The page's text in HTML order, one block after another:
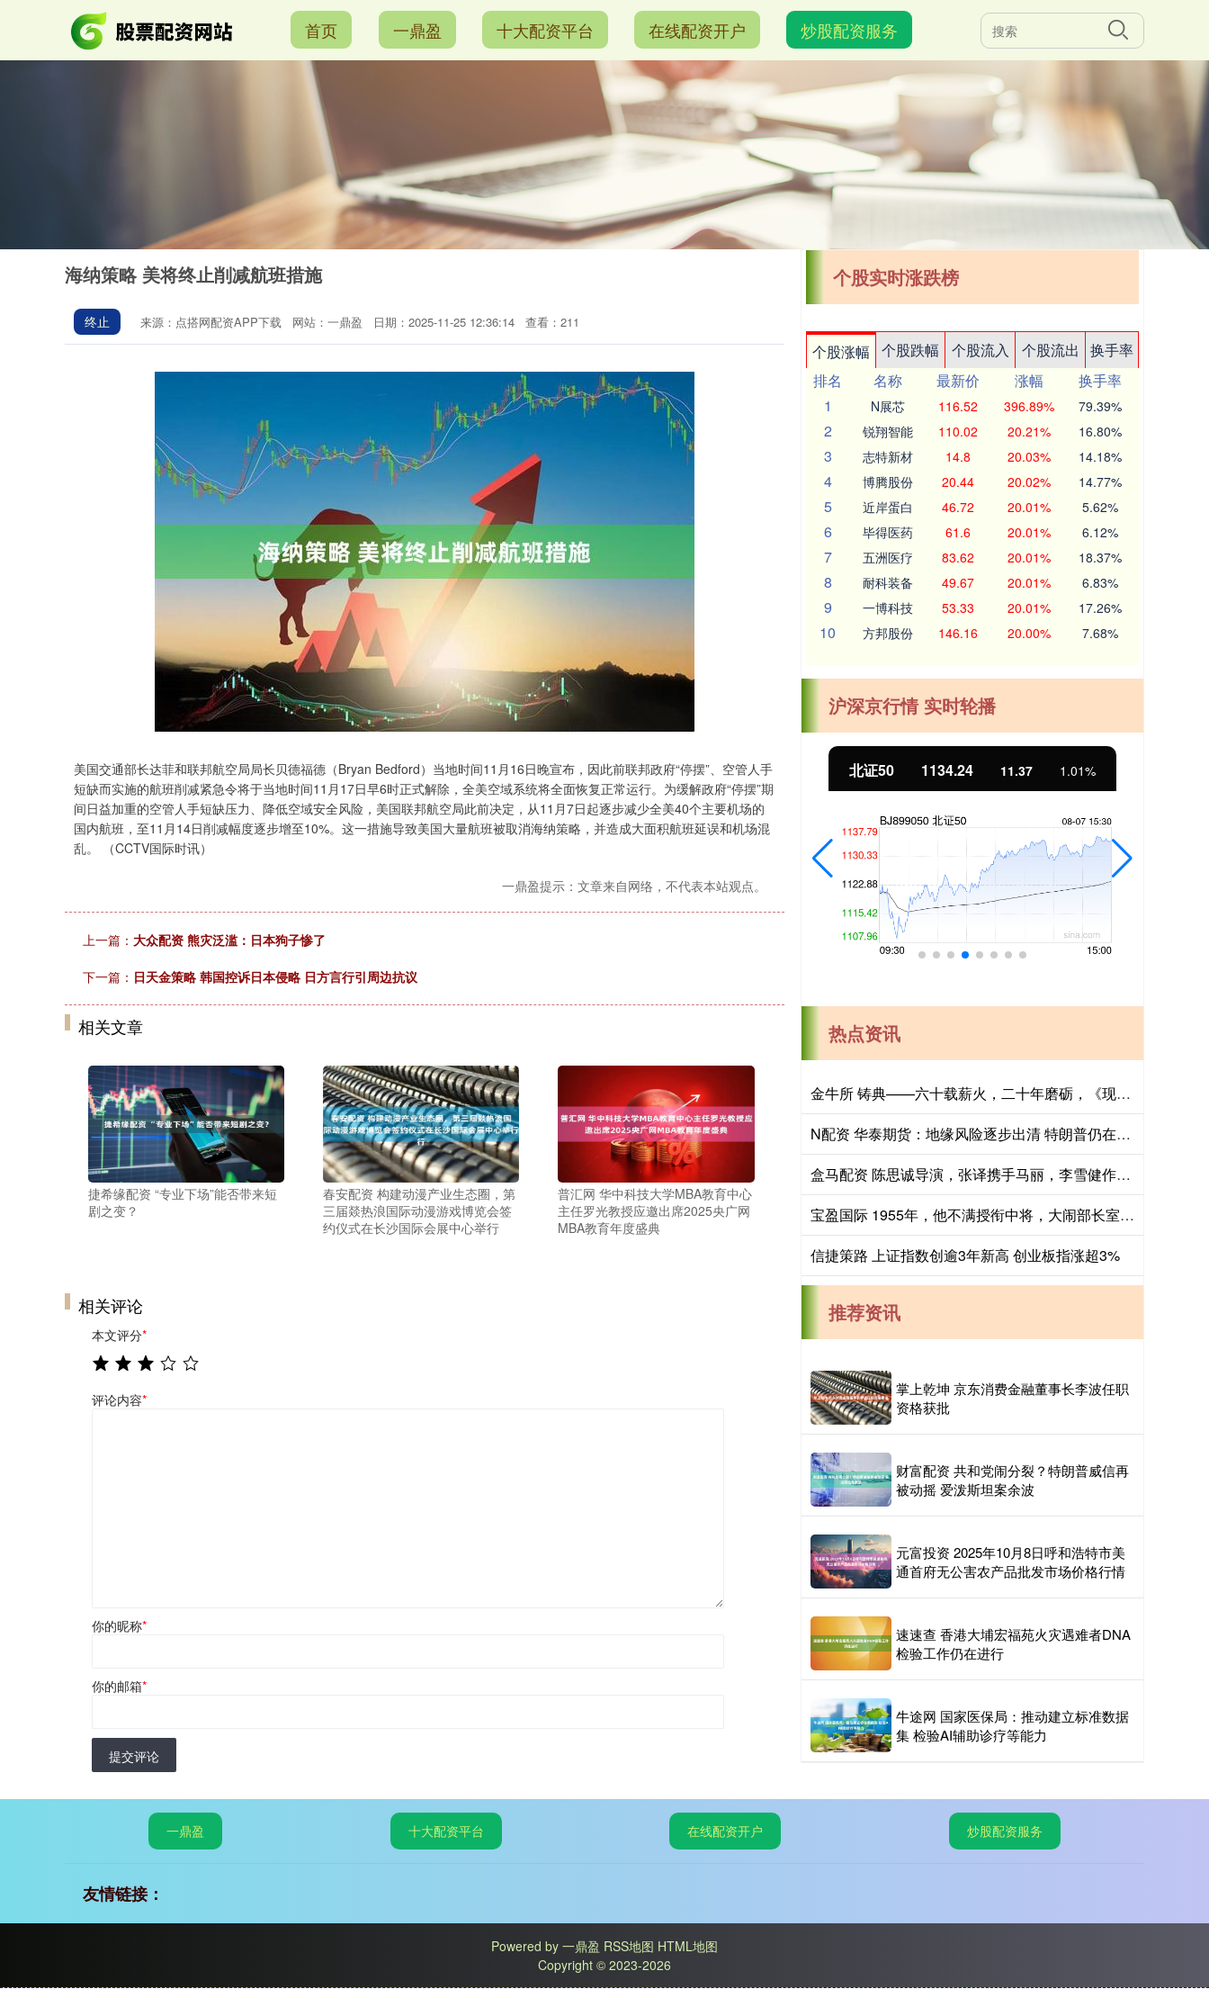
首页 一鼎盈 十大配资平台 在线配资开户 炒股配资服务
海纳策略 美将终止削减航班措施
终止 来源：点搭网配资APP下载 网站：一鼎盈 日期：2025-11-25 12:36:14 查看：211
美国交通部长达菲和联邦航空局局长贝德福德（Bryan Bedford）当地时间11月16日晚宣布，因此前联邦政府“停摆”、空管人手
短缺而实施的航班削减紧急令将于当地时间11月17日早6时正式解除，全美空域系统将全面恢复正常运行。为缓解政府“停摆”期
间日益加重的空管人手短缺压力、降低空域安全风险，美国联邦航空局此前决定，从11月7日起逐步减少全美40个主要机场的
国内航班，至11月14日削减幅度逐步增至10%。这一措施导致美国大量航班被取消海纳策略，并造成大面积航班延误和机场混
乱。 （CCTV国际时讯）
一鼎盈提示：文章来自网络，不代表本站观点。
上一篇： 大众配资 熊灾泛滥：日本狗子惨了
下一篇： 日天金策略 韩国控诉日本侵略 日方言行引周边抗议
相关文章
捷希缘配资 “专业下场”能否带来短
剧之变？
春安配资 构建动漫产业生态圈，第
三届燚热浪国际动漫游戏博览会签
约仪式在长沙国际会展中心举行
普汇网 华中科技大学MBA教育中心
主任罗光教授应邀出席2025央广网
MBA教育年度盛典
相关评论
本文评分*
评论内容*
你的昵称*
你的邮箱*
提交评论
个股实时涨跌榜
个股涨幅 个股跌幅 个股流入 个股流出
换手率
排名
名称 最新价 涨幅
换手率
1
N展芯 116.52 396.89% 79.39%
2 锐翔智能 110.02 20.21% 16.80%
3 志特新材 14.8 20.03% 14.18%
4 博腾股份 20.44 20.02% 14.77%
5 近岸蛋白 46.72 20.01% 5.62%
6 毕得医药 61.6 20.01% 6.12%
7 五洲医疗 83.62 20.01% 18.37%
8 耐科装备 49.67 20.01% 6.83%
9 一博科技 53.33 20.01% 17.26%
10 方邦股份 146.16 20.00% 7.68%
沪深京行情 实时轮播
1.02% 深证成指 14311.01 200.89 1.42% 沪深300 4694.44 43.13 0.93% 北证50 1134.24 11.37 1.01%
热点资讯
金牛所 铸典——六十载薪火，二十年磨砺，《现代汉语大词典》出版
N配资 华泰期货：地缘风险逐步出清 特朗普仍在强调降息
盒马配资 陈思诚导演，张译携手马丽，李雪健作配，这部刑侦大片票房要炸
宝盈国际 1955年，他不满授衔中将，大闹部长室，一时冲动，结果后悔一生_聂鹤亭_军衔_将领
信捷策路 上证指数创逾3年新高 创业板指涨超3%
推荐资讯
掌上乾坤 京东消费金融董事长李波任职
资格获批
财富配资 共和党闹分裂？特朗普威信再
被动摇 爱泼斯坦案余波
元富投资 2025年10月8日呼和浩特市美
通首府无公害农产品批发市场价格行情
速速查 香港大埔宏福苑火灾遇难者DNA
检验工作仍在进行
牛途网 国家医保局：推动建立标准数据
集 检验AI辅助诊疗等能力
一鼎盈 十大配资平台 在线配资开户 炒股配资服务
友情链接：
Powered by 一鼎盈 RSS地图 HTML地图
Copyright © 2023-2026